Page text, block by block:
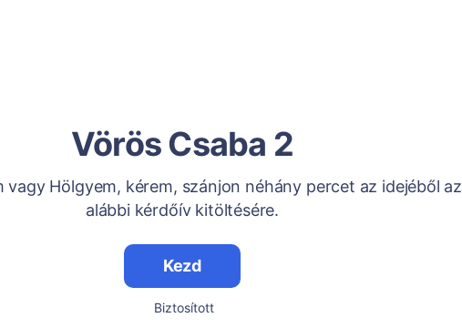
Vörös Csaba 2
vagy Hölgyem, kérem, szánjon néhány percet az idejéből az
alábbi kérdőív kitöltésére.
Kezd
Biztosított